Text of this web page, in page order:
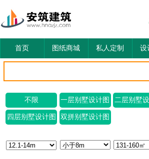
首页 图纸商城 私人定制 设
不限 一层别墅设计图 二层别墅
四层别墅设计图 双拼别墅设计图